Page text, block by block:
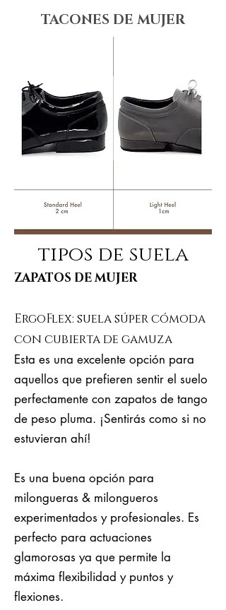
TACONES DE MUJER
tipos de suela
ZAPATOS DE MUJER
ErgoFlex: suela súper cómoda
con cubierta de gamuza
Esta es una excelente opción para
aquellos que prefieren sentir el suelo
perfectamente con zapatos de tango
de peso pluma. ¡Sentirás como si no
estuvieran ahí!
Es una buena opción para
milongueras & milongueros
experimentados y profesionales. Es
perfecto para actuaciones
glamorosas ya que permite la
máxima flexibilidad y puntos y
flexiones.